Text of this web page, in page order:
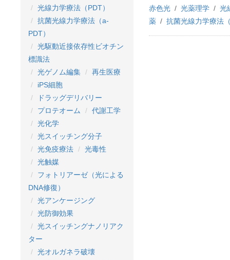
光線力学療法（PDT）
抗菌光線力学療法（a-
PDT）
光駆動近接依存性ビオチン
標識法
光ゲノム編集
再生医療
iPS細胞
ドラッグデリバリー
プロテオーム
代謝工学
光化学
光スイッチング分子
光免疫療法
光毒性
光触媒
フォトリアーゼ（光による
DNA修復）
光アンケージング
光防御効果
光スイッチングナノリアク
ター
光オルガネラ破壊
赤色光
光薬理学
光
薬
抗菌光線力学療法